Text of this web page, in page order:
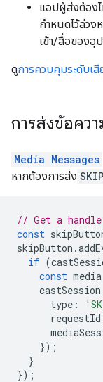
แอปผู้ส่งต้องไ
กำหนดไว้ล่วง
เข้า/สื่อของอุ
ดูการควบคุมระดับเ
การส่งข้อคว
Media Messages
หากต้องการส่ง
// Get a
const
skipButton .
if (
const media
castSession
type :
requestId
});
}
});